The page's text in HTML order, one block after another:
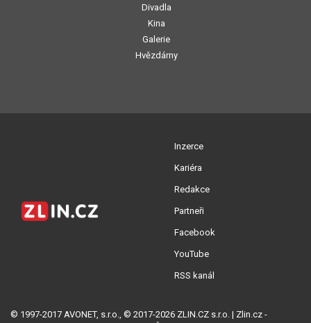
Divadla
Kina
Galerie
Hvězdárny
Inzerce
Kariéra
Redakce
Partneři
Facebook
YouTube
RSS kanál
© 1997-2017 AVONET, s.r.o., © 2017-2026 ZLIN.CZ s.r.o. | Zlin.cz -